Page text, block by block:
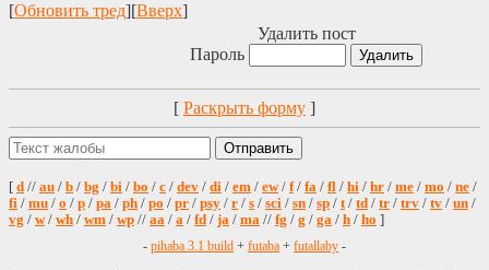
[Обновить тред][Вверх]
Удалить пост
Пароль
[ Раскрыть форму ]
[ d // au / b / bg / bi / bo / c / dev / di / em / ew/ f/ fa / fl / hi / hr / me / mo / ne /
fi / mu / o / p / pa / ph / po / pr / psy / r / s / sci / sn / sp / t/ td / tr / trv / tv / un /
vg / w/ wh / wm / wp // aa / a / fd / ja / ma // fg / g / ga / h / ho ]
- pihaba 3.1 build + futaba + futallaby -